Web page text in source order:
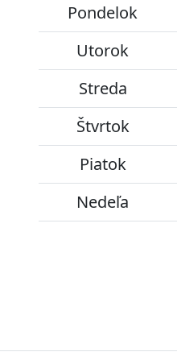
Pondelok
Utorok
Streda
Štvrtok
Piatok
Nedeľa